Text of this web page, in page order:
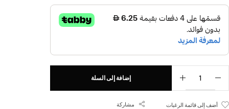
إضافة إلى السلة
أضف إلى قائمة الرغبات مشاركة